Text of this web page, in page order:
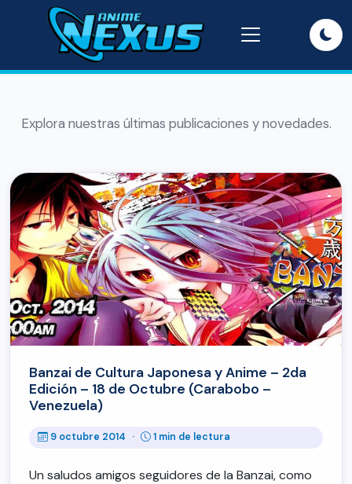
Explora nuestras últimas publicaciones y novedades.
Banzai de Cultura Japonesa y Anime – 2da
Edición – 18 de Octubre (Carabobo –
Venezuela)
9 octubre 2014 · 1 min de lectura
Un saludos amigos seguidores de la Banzai, como